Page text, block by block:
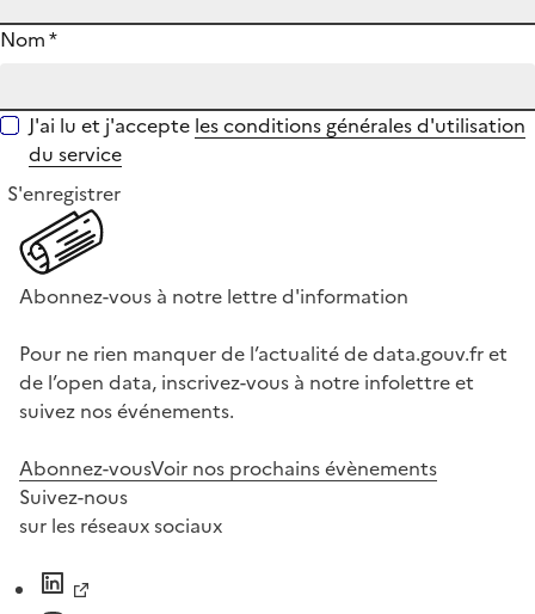
Nom*
J'ai lu et j'accepte les conditions générales d'utilisation
du service
S'enregistrer
Abonnez-vous à notre lettre d'information
Pour ne rien manquer de l’actualité de data.gouv.fr et
de l’open data, inscrivez-vous à notre infolettre et
suivez nos événements.
Abonnez-vousVoir nos prochains évènements
Suivez-nous
sur les réseaux sociaux